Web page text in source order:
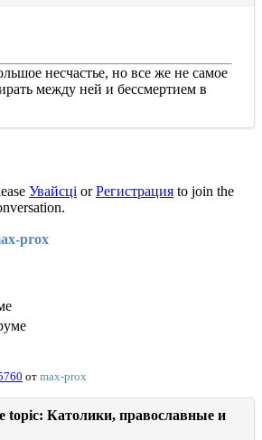
несчастье, но все же не самое
между ней и бессмертием в
Увайсці orРегистрацияto join the
prox
от max-prox
topic: Католики, православные и